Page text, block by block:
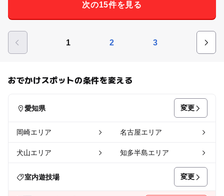
次の15件を見る
1 2 3
おでかけスポットの条件を変える
愛知県 変更
岡崎エリア 名古屋エリア
犬山エリア 知多半島エリア
室内遊技場 変更